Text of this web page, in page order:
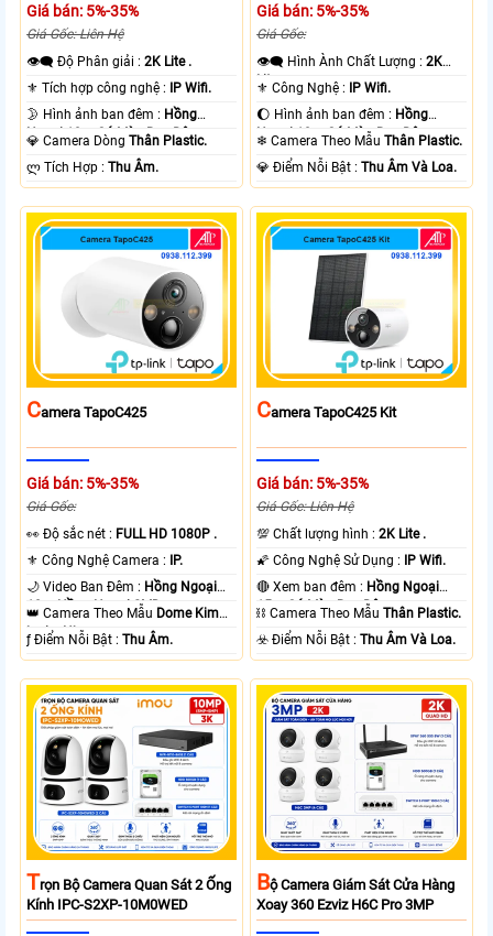
Giá bán: 5%-35%
Giá Gốc: Liên Hệ
👁️‍🗨 Độ Phân giải :2K Lite .
⚜️ Tích hợp công nghệ : IP Wifi.
🌛 Hình ảnh ban đêm : Hồng
Ngoại 10m Có Màu Ban Ðêm.
💎 Camera DòngThân Plastic.
️ლ Tích Hợp :Thu Âm.
Giá bán: 5%-35%
Giá Gốc:
👁️‍🗨 Hình Ành Chất Lượng :2K
Lite .
⚜️ Công Nghệ : IP Wifi.
🌔 Hình ảnh ban đêm : Hồng
Ngoại 10m Có Màu Ban Ðêm.
❄ Camera Theo MẫuThân Plastic.
️💎 Điểm Nỗi Bật :Thu Âm Và Loa.
CAmera TapoC425
Giá bán: 5%-35%
Giá Gốc:
️👀 Độ sắc nét : FULL HD 1080P .
⚜️ Công Nghệ Camera : IP.
🌙 Video Ban Đêm : Hồng Ngoại
10m Hồng Ngoại SMD.
👑 Camera Theo Mẫu Dome Kim
loại + Nhựa.
️ƒ Điểm Nỗi Bật :Thu Âm.
CAmera TapoC425 Kit
Giá bán: 5%-35%
Giá Gốc: Liên Hệ
💯 Chất lượng hình :2K Lite .
🌠 Công Nghệ Sử Dụng : IP Wifi.
🔴 Xem ban đêm : Hồng Ngoại
15m Có Màu Ban Ðêm.
⛓ Camera Theo MẫuThân Plastic.
️☣️ Điểm Nỗi Bật :Thu Âm Và Loa.
TRọn Bộ Camera Quan Sát 2 Ống
Kính IPC-S2XP-10M0WED
BỘ Camera Giám Sát Cửa Hàng
Xoay 360 Ezviz H6C Pro 3MP